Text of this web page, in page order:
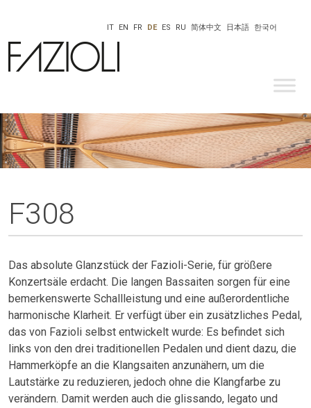
한국어
日本語
IT EN FR DE ES RU 简体中文
F308
Das absolute Glanzstück der Fazioli-Serie, für größere
Konzertsäle erdacht. Die langen Bassaiten sorgen für eine
bemerkenswerte Schallleistung und eine außerordentliche
harmonische Klarheit. Er verfügt über ein zusätzliches Pedal,
das von Fazioli selbst entwickelt wurde: Es befindet sich
links von den drei traditionellen Pedalen und dient dazu, die
Hammerköpfe an die Klangsaiten anzunähern, um die
Lautstärke zu reduzieren, jedoch ohne die Klangfarbe zu
verändern. Damit werden auch die glissando, legato und